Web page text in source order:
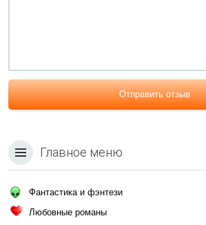
Отправить отзыв
Главное меню
Фантастика и фэнтези
Любовные романы